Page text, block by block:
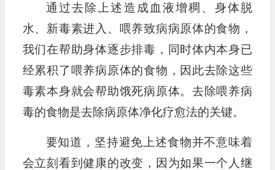
通过去除上述造成血液增稠、身体脱
水、新毒素进入、喂养致病病原体的食物，
我们在帮助身体逐步排毒，同时体内本身已
经累积了喂养病原体的食物，因此去除这些
毒素本身就会帮助饿死病原体。去除喂养病
毒的食物是去除病原体净化疗愈法的关键。
要知道，坚持避免上述食物并不意味着
会立刻看到健康的改变，因为如果一个人继